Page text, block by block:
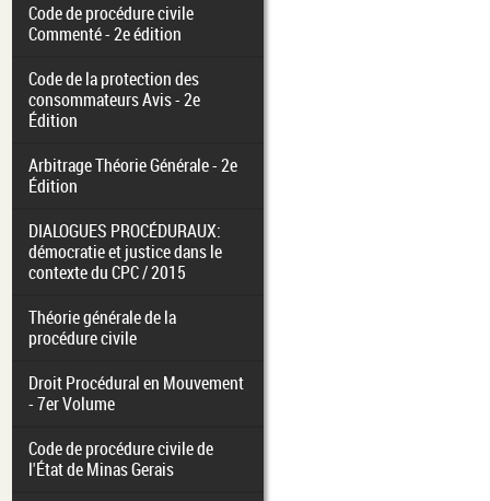
Code de procédure civile
Commenté - 2e édition
Code de la protection des
consommateurs Avis - 2e
Édition
Arbitrage Théorie Générale - 2e
Édition
DIALOGUES PROCÉDURAUX:
démocratie et justice dans le
contexte du CPC / 2015
Théorie générale de la
procédure civile
Droit Procédural en Mouvement
- 7er Volume
Code de procédure civile de
l'État de Minas Gerais